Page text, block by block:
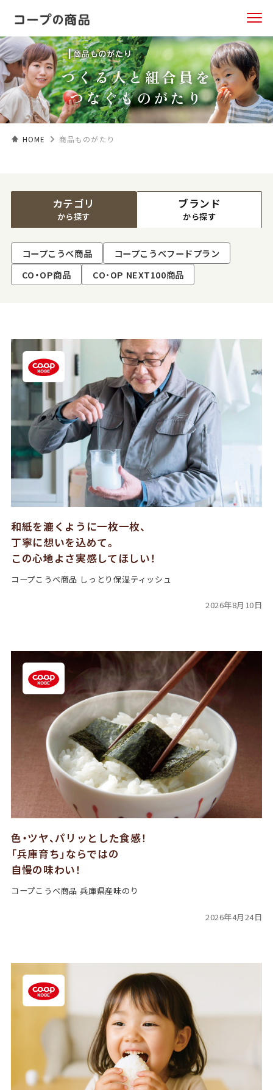
つくる人と組合員を
つなぐものがたり
HOME 商品ものがたり
カテゴリ
から探す
ブランド
から探す
コープこうべ商品
コープこうべフードプラン
CO・OP商品
CO･OP NEXT100商品
和紙を漉くように一枚一枚、
丁寧に想いを込めて。
この心地よさ実感してほしい！
コープこうべ商品 しっとり保湿ティッシュ
2026年8月10日
色・ツヤ、パリッとした食感！
「兵庫育ち」ならではの
自慢の味わい！
コープこうべ商品 兵庫県産味のり
2026年4月24日